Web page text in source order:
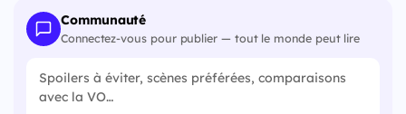
Communauté
Connectez-vous pour publier — tout le monde peut lire